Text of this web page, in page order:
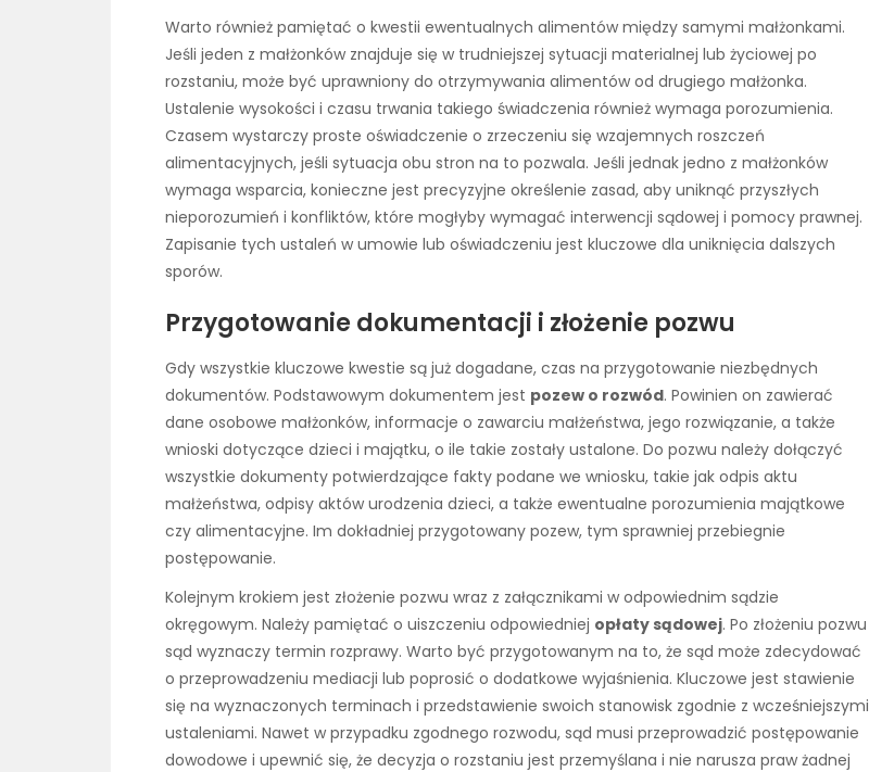
Warto również pamiętać o kwestii ewentualnych alimentów między samymi małżonkami.
Jeśli jeden z małżonków znajduje się w trudniejszej sytuacji materialnej lub życiowej po
rozstaniu, może być uprawniony do otrzymywania alimentów od drugiego małżonka.
Ustalenie wysokości i czasu trwania takiego świadczenia również wymaga porozumienia.
Czasem wystarczy proste oświadczenie o zrzeczeniu się wzajemnych roszczeń
alimentacyjnych, jeśli sytuacja obu stron na to pozwala. Jeśli jednak jedno z małżonków
wymaga wsparcia, konieczne jest precyzyjne określenie zasad, aby uniknąć przyszłych
nieporozumień i konfliktów, które mogłyby wymagać interwencji sądowej i pomocy prawnej.
Zapisanie tych ustaleń w umowie lub oświadczeniu jest kluczowe dla uniknięcia dalszych
sporów.
Przygotowanie dokumentacji i złożenie pozwu
Gdy wszystkie kluczowe kwestie są już dogadane, czas na przygotowanie niezbędnych
dokumentów. Podstawowym dokumentem jest pozew o rozwód. Powinien on zawierać
dane osobowe małżonków, informacje o zawarciu małżeństwa, jego rozwiązanie, a także
wnioski dotyczące dzieci i majątku, o ile takie zostały ustalone. Do pozwu należy dołączyć
wszystkie dokumenty potwierdzające fakty podane we wniosku, takie jak odpis aktu
małżeństwa, odpisy aktów urodzenia dzieci, a także ewentualne porozumienia majątkowe
czy alimentacyjne. Im dokładniej przygotowany pozew, tym sprawniej przebiegnie
postępowanie.
Kolejnym krokiem jest złożenie pozwu wraz z załącznikami w odpowiednim sądzie
okręgowym. Należy pamiętać o uiszczeniu odpowiedniej opłaty sądowej. Po złożeniu pozwu
sąd wyznaczy termin rozprawy. Warto być przygotowanym na to, że sąd może zdecydować
o przeprowadzeniu mediacji lub poprosić o dodatkowe wyjaśnienia. Kluczowe jest stawienie
się na wyznaczonych terminach i przedstawienie swoich stanowisk zgodnie z wcześniejszymi
ustaleniami. Nawet w przypadku zgodnego rozwodu, sąd musi przeprowadzić postępowanie
dowodowe i upewnić się, że decyzja o rozstaniu jest przemyślana i nie narusza praw żadnej